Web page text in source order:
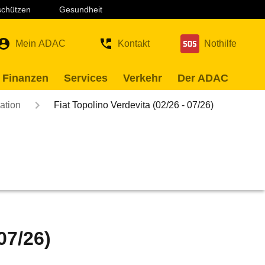
Gesundheit
Mein ADAC Kontakt Nothilfe
Services Verkehr Der ADAC
Fiat Topolino Verdevita (02/26 - 07/26)
26)